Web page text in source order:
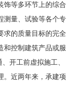
饰等多环节上的综合
测量、试验等各个专
求的质量目标的完全
和控制建筑产品或服
开工前虚拟施工、
。近两年来，承建项